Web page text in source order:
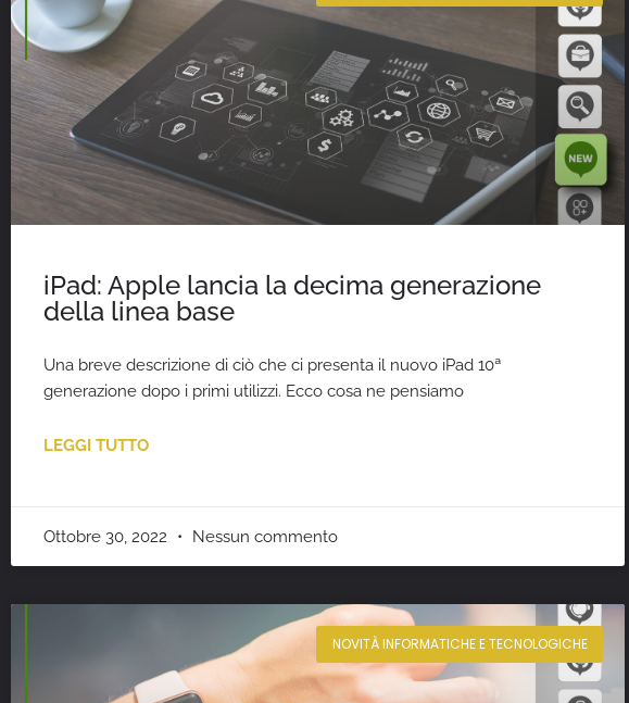
iPad: Apple lancia la decima generazione
della linea base
Una breve descrizione di ciò che ci presenta il nuovo iPad 10ª
generazione dopo i primi utilizzi. Ecco cosa ne pensiamo
LEGGI TUTTO
Ottobre 30, 2022 Nessun commento
NOVITÀ INFORMATICHE E TECNOLOGICHE